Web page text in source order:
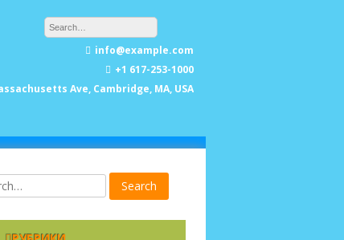
info@example.com
+1 617-253-1000
Ave, Cambridge, MA, USA